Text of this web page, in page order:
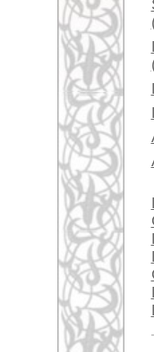
großen
verkaufen
Info
Häufige
AGB
Lieferung